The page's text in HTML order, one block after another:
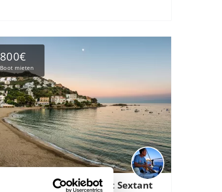
800€
Boot mieten
Navigation von Roses mit Sextant